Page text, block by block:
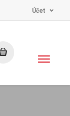
Účet